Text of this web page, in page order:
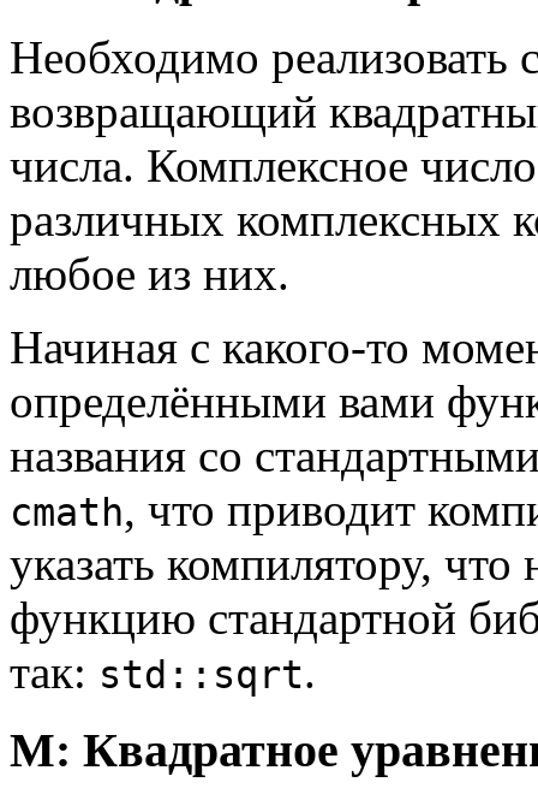
Необходимо реализовать
возвращающий
числа. Комплексное
различных комплексных
любое из них.
Начиная с какого-то
определёнными вами
названия со
cmath, что приводит
указать компилятору,
функцию стандартной
так: std::sqrt.
M: Квадратное